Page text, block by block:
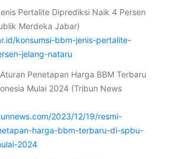
Pertalite Diprediksi Naik 4 Persen
Merdeka Jabar)
konsumsi-bbm-jenis-pertalite-
jelang-nataru
Penetapan Harga BBM Terbaru
Mulai 2024 (Tribun News
2023/12/19/resmi-
harga-bbm-terbaru-di-spbu-
2024